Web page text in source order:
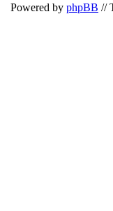
Powered by phpBB //